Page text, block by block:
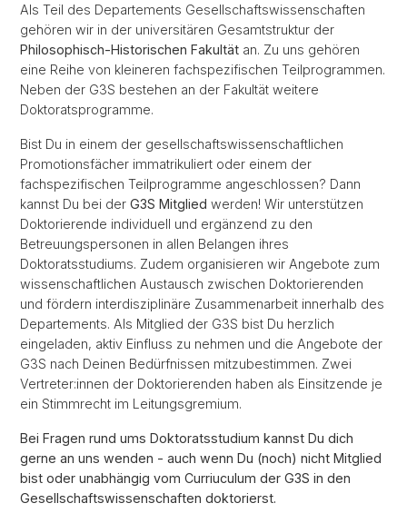
Als Teil des Departements Gesellschaftswissenschaften
gehören wir in der universitären Gesamtstruktur der
Philosophisch-Historischen Fakultät an. Zu uns gehören
eine Reihe von kleineren fachspezifischen Teilprogrammen.
Neben der G3S bestehen an der Fakultät weitere
Doktoratsprogramme.
Bist Du in einem der gesellschaftswissenschaftlichen
Promotionsfächer immatrikuliert oder einem der
fachspezifischen Teilprogramme angeschlossen? Dann
kannst Du bei der G3S Mitglied werden! Wir unterstützen
Doktorierende individuell und ergänzend zu den
Betreuungspersonen in allen Belangen ihres
Doktoratsstudiums. Zudem organisieren wir Angebote zum
wissenschaftlichen Austausch zwischen Doktorierenden
und fördern interdisziplinäre Zusammenarbeit innerhalb des
Departements. Als Mitglied der G3S bist Du herzlich
eingeladen, aktiv Einfluss zu nehmen und die Angebote der
G3S nach Deinen Bedürfnissen mitzubestimmen. Zwei
Vertreter:innen der Doktorierenden haben als Einsitzende je
ein Stimmrecht im Leitungsgremium.
Bei Fragen rund ums Doktoratsstudium kannst Du dich
gerne an uns wenden - auch wenn Du (noch) nicht Mitglied
bist oder unabhängig vom Curriuculum der G3S in den
Gesellschaftswissenschaften doktorierst.